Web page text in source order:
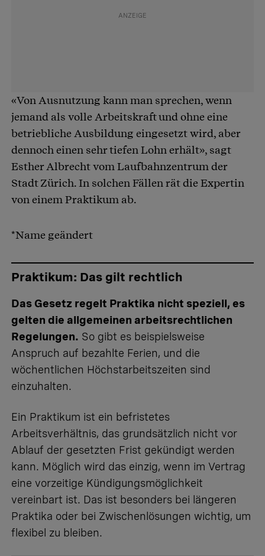
«Von Ausnutzung kann man sprechen, wenn
jemand als volle Arbeitskraft und ohne eine
betriebliche Ausbildung eingesetzt wird, aber
dennoch einen sehr tiefen Lohn erhält», sagt
Esther Albrecht vom Laufbahnzentrum der
Stadt Zürich. In solchen Fällen rät die Expertin
von einem Praktikum ab.
*Name geändert
Praktikum: Das gilt rechtlich
Das Gesetz regelt Praktika nicht speziell, es
gelten die allgemeinen arbeitsrechtlichen
Regelungen. So gibt es beispielsweise
Anspruch auf bezahlte Ferien, und die
wöchentlichen Höchstarbeitszeiten sind
einzuhalten.
Ein Praktikum ist ein befristetes
Arbeitsverhältnis, das grundsätzlich nicht vor
Ablauf der gesetzten Frist gekündigt werden
kann. Möglich wird das einzig, wenn im Vertrag
eine vorzeitige Kündigungsmöglichkeit
vereinbart ist. Das ist besonders bei längeren
Praktika oder bei Zwischenlösungen wichtig, um
flexibel zu bleiben.